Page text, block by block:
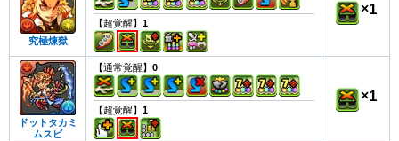
究極煉獄
【超覚醒】 1
×1
ドットタカミ
ムスビ
【通常覚醒】 0
【超覚醒】 1
×1